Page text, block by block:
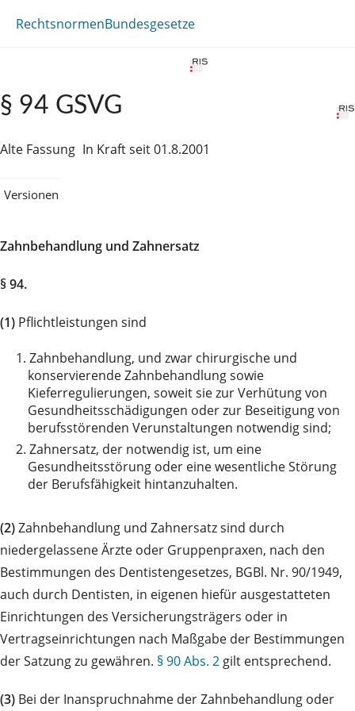
RechtsnormenBundesgesetze
§ 94 GSVG
Alte Fassung In Kraft seit 01.8.2001
Versionen
Zahnbehandlung und Zahnersatz
§ 94.
(1) Pflichtleistungen sind
1. Zahnbehandlung, und zwar chirurgische und
konservierende Zahnbehandlung sowie
Kieferregulierungen, soweit sie zur Verhütung von
Gesundheitsschädigungen oder zur Beseitigung von
berufsstörenden Verunstaltungen notwendig sind;
2. Zahnersatz, der notwendig ist, um eine
Gesundheitsstörung oder eine wesentliche Störung
der Berufsfähigkeit hintanzuhalten.
(2)Zahnbehandlung und Zahnersatz sind durch
niedergelassene Ärzte oder Gruppenpraxen, nach den
Bestimmungen des Dentistengesetzes, BGBl. Nr. 90/1949,
auch durch Dentisten, in eigenen hiefür ausgestatteten
Einrichtungen des Versicherungsträgers oder in
Vertragseinrichtungen nach Maßgabe der Bestimmungen
der Satzung zu gewähren. § 90 Abs. 2 gilt entsprechend.
(3) Bei der Inanspruchnahme der Zahnbehandlung oder